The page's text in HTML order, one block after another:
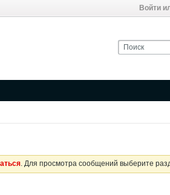
Войти
. Для просмотра сообщений выберите